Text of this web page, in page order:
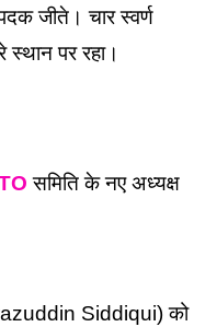
जीते। चार स्वर्ण
पर रहा।
समिति के नए अध्यक्ष
Siddiqui) को